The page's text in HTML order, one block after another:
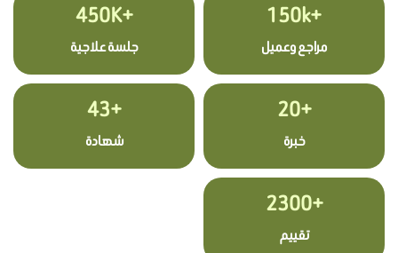
+150k
مراجع وعميل
+450K
جلسة علاجية
+20
خبرة
+43
شهادة
+2300
تقييم